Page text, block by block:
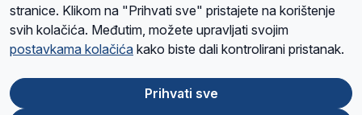
O namaRadio ProgramVolonteriPrijateljiKontaktPravila privatnosti
Ova stranica je zaštićena Google reCAPTCHA sustavom
stranice. Klikom na "Prihvati sve" pristajete na korištenje
svih kolačića. Međutim, možete upravljati svojim
postavkama kolačića kako biste dali kontrolirani pristanak.
Prihvati sve